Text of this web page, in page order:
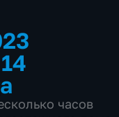
часов